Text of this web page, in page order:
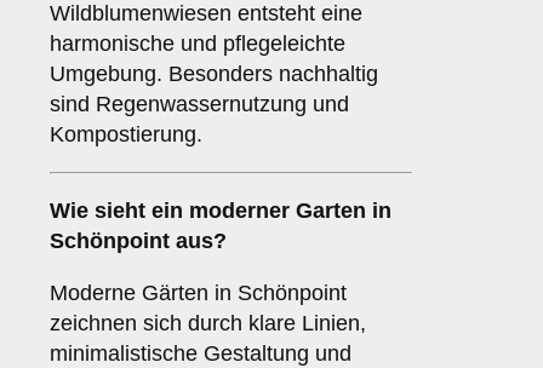
Wildblumenwiesen entsteht eine
harmonische und pflegeleichte
Umgebung. Besonders nachhaltig
sind Regenwassernutzung und
Kompostierung.
Wie sieht ein moderner Garten in
Schönpoint aus?
Moderne Gärten in Schönpoint
zeichnen sich durch klare Linien,
minimalistische Gestaltung und